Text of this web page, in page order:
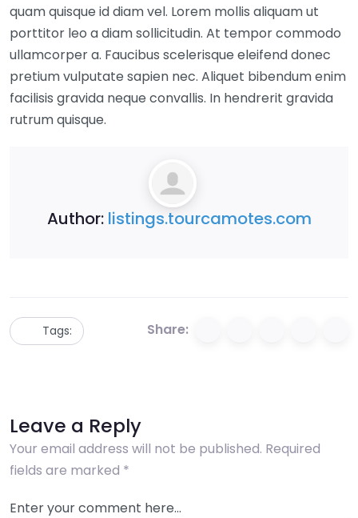
quam quisque id diam vel. Lorem mollis aliquam ut
porttitor leo a diam sollicitudin. At tempor commodo
ullamcorper a. Faucibus scelerisque eleifend donec
pretium vulputate sapien nec. Aliquet bibendum enim
facilisis gravida neque convallis. In hendrerit gravida
rutrum quisque.
Author: listings.tourcamotes.com
Tags: Share:
Leave a Reply
Your email address will not be published. Required
fields are marked *
Enter your comment here…